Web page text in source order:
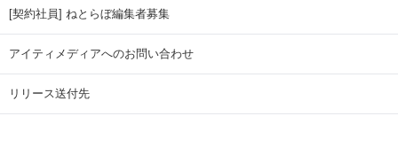
[契約社員] ねとらぼ編集者募集
アイティメディアへのお問い合わせ
リリース送付先